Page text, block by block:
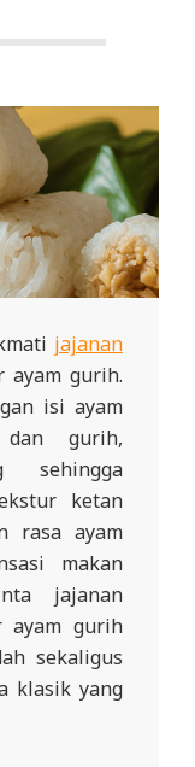
jajanan
ayam gurih.
isi ayam
gurih,
sehingga
ketan
rasa ayam
makan
jajanan
ayam gurih
sekaligus
klasik yang